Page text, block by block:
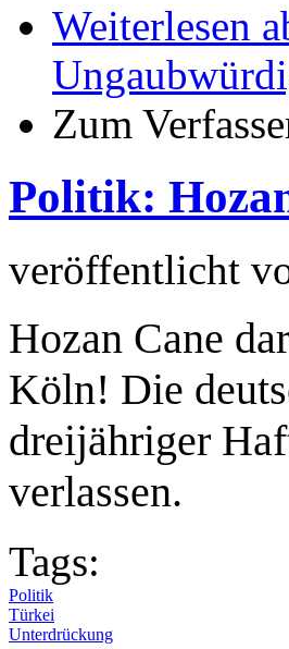
Weiterlesen
Zum
Politik:
veröffentlicht
Hozan Cane
Köln! Die
dreijähriger
verlassen.
Tags:
Politik
Türkei
Unterdrückung